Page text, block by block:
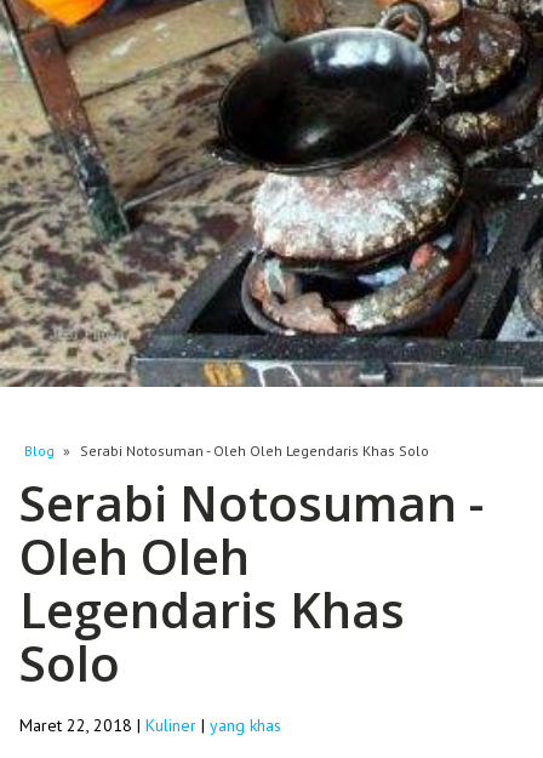
Blog » Serabi Notosuman - Oleh Oleh Legendaris Khas Solo
Serabi Notosuman -
Oleh Oleh
Legendaris Khas
Solo
Maret 22, 2018 | Kuliner | yang khas